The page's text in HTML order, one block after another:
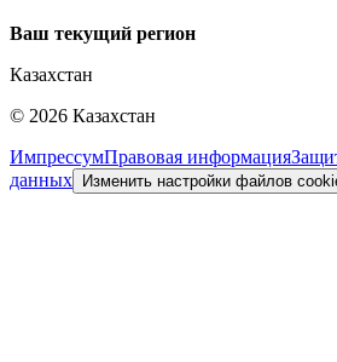
Ваш текущий регион
Казахстан
© 2026 Казахстан
ИмпрессумПравовая информация
данных Изменить настройки файлов